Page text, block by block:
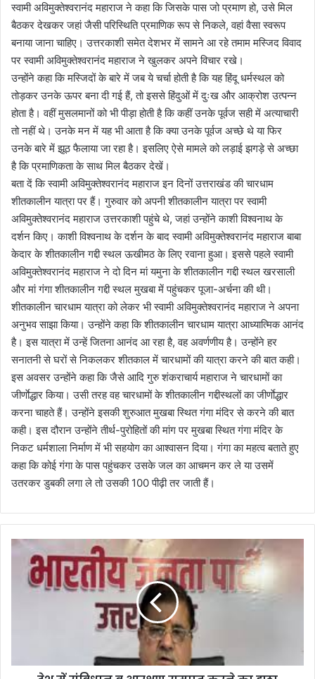
स्वामी अविमुक्तेश्वरानंद महाराज ने कहा कि जिसके पास जो प्रमाण हो, उसे मिल
बैठकर देखकर जहां जैसी परिस्थिति प्रमाणिक रूप से निकले, वहां वैसा स्वरूप
बनाया जाना चाहिए। उत्तरकाशी समेत देशभर में सामने आ रहे तमाम मस्जिद विवाद
पर स्वामी अविमुक्तेश्वरानंद महाराज ने खुलकर अपने विचार रखे।
उन्होंने कहा कि मस्जिदों के बारे में जब ये चर्चा होती है कि यह हिंदू धर्मस्थल को
तोड़कर उनके ऊपर बना दी गई हैं, तो इससे हिंदुओं में दुःख और आक्रोश उत्पन्न
होता है। वहीं मुसलमानों को भी पीड़ा होती है कि कहीं उनके पूर्वज सही में अत्याचारी
तो नहीं थे। उनके मन में यह भी आता है कि क्या उनके पूर्वज अच्छे थे या फिर
उनके बारे में झूठ फैलाया जा रहा है। इसलिए ऐसे मामले को लड़ाई झगड़े से अच्छा
है कि प्रमाणिकता के साथ मिल बैठकर देखें।
बता दें कि स्वामी अविमुक्तेश्वरानंद महाराज इन दिनों उत्तराखंड की चारधाम
शीतकालीन यात्रा पर हैं। गुरुवार को अपनी शीतकालीन यात्रा पर स्वामी
अविमुक्तेश्वरानंद महाराज उत्तरकाशी पहुंचे थे, जहां उन्होंने काशी विश्वनाथ के
दर्शन किए। काशी विश्वनाथ के दर्शन के बाद स्वामी अविमुक्तेश्वरानंद महाराज बाबा
केदार के शीतकालीन गद्दी स्थल ऊखीमठ के लिए रवाना हुआ। इससे पहले स्वामी
अविमुक्तेश्वरानंद महाराज ने दो दिन मां यमुना के शीतकालीन गद्दी स्थल खरसाली
और मां गंगा शीतकालीन गद्दी स्थल मुखबा में पहुंचकर पूजा-अर्चना की थी।
शीतकालीन चारधाम यात्रा को लेकर भी स्वामी अविमुक्तेश्वरानंद महाराज ने अपना
अनुभव साझा किया। उन्होंने कहा कि शीतकालीन चारधाम यात्रा आध्यात्मिक आनंद
है। इस यात्रा में उन्हें जितना आनंद आ रहा है, वह अवर्णणीय है। उन्होंने हर
सनातनी से घरों से निकलकर शीतकाल में चारधामों की यात्रा करने की बात कही।
इस अवसर उन्होंने कहा कि जैसे आदि गुरु शंकराचार्य महाराज ने चारधामों का
जीर्णाेद्धार किया। उसी तरह वह चारधामों के शीतकालीन गद्दीस्थलों का जीर्णाेद्धार
करना चाहते हैं। उन्होंने इसकी शुरुआत मुखबा स्थित गंगा मंदिर से करने की बात
कही। इस दौरान उन्होंने तीर्थ-पुरोहितों की मांग पर मुखबा स्थित गंगा मंदिर के
निकट धर्मशाला निर्माण में भी सहयोग का आश्वासन दिया। गंगा का महत्व बताते हुए
कहा कि कोई गंगा के पास पहुंचकर उसके जल का आचमन कर ले या उसमें
उतरकर डुबकी लगा ले तो उसकी 100 पीढ़ी तर जाती हैं।
दे
आ